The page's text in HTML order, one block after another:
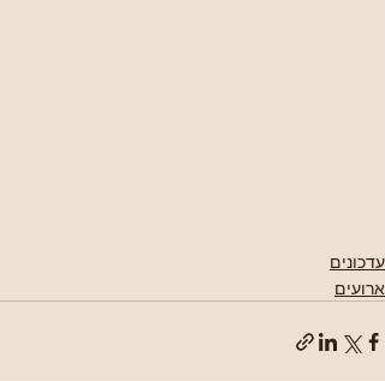
עדכונים
ארועים